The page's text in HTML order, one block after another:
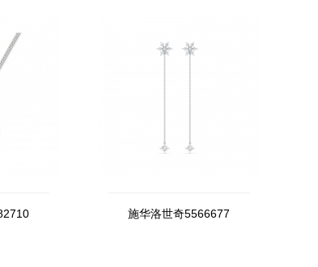
施华洛世奇5566677